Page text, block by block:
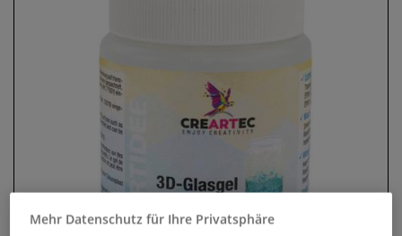
Mehr Datenschutz für Ihre Privatsphäre